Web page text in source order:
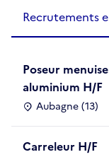
Recrutements
Poseur
aluminium H/F
Aubagne (13)
Carreleur H/F